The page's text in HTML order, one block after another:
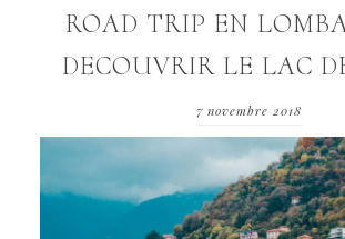
ROAD TRIP EN
DECOUVRIR LE LAC
7 novembre 2018